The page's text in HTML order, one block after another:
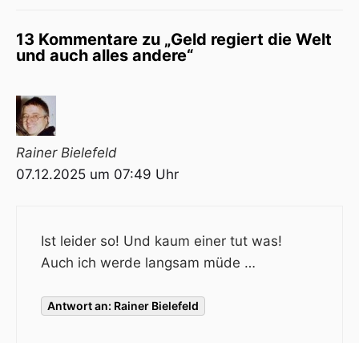
13 Kommentare zu „Geld regiert die Welt
und auch alles andere“
Rainer Bielefeld
07.12.2025 um 07:49 Uhr
Ist leider so! Und kaum einer tut was!
Auch ich werde langsam müde …
Antwort an: Rainer Bielefeld